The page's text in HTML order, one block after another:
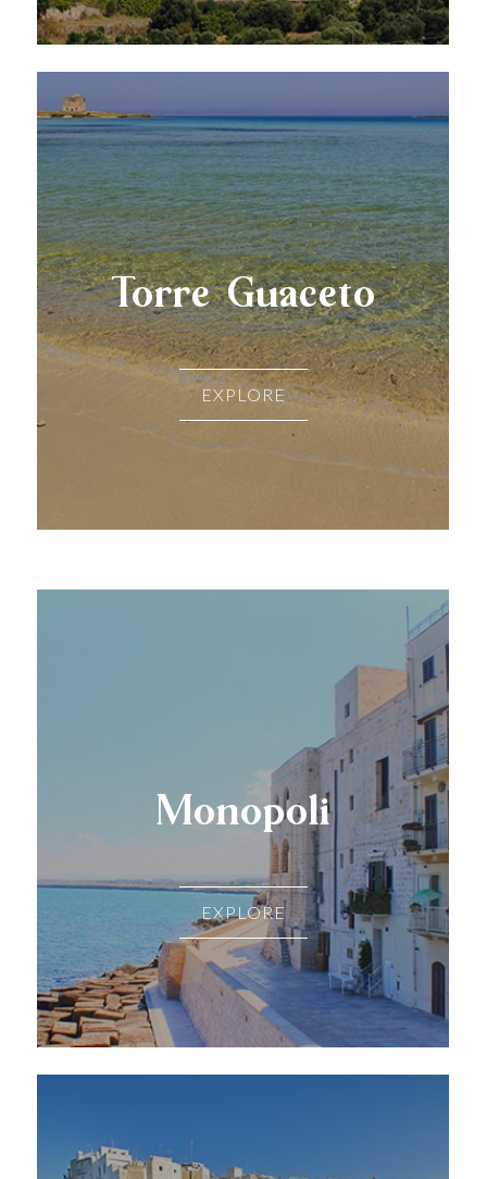
Torre Guaceto
EXPLORE
Monopoli
EXPLORE